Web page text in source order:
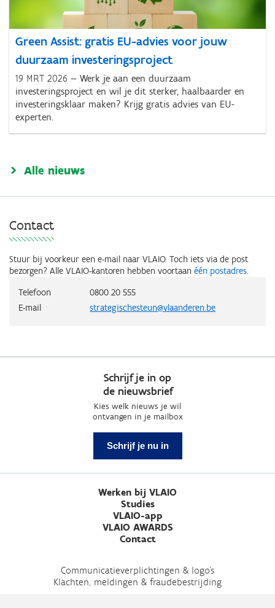
Green Assist: gratis EU-advies voor jouw
duurzaam investeringsproject
19 MRT 2026
Werk je aan een duurzaam
investeringsproject en wil je dit sterker, haalbaarder en
investeringsklaar maken? Krijg gratis advies van EU-
experten.
Alle nieuws
Contact
Stuur bij voorkeur een e-mail naar VLAIO. Toch iets via de post
bezorgen? Alle VLAIO-kantoren hebben voortaan één postadres.
Telefoon
0800 20 555
E-mail
strategischesteun@vlaanderen.be
Schrijf je in op
de nieuwsbrief
Kies welk nieuws je wil
ontvangen in je mailbox
Schrijf je nu in
Werken bij VLAIO
Studies
VLAIO-app
VLAIO AWARDS
Contact
Communicatieverplichtingen & logo's
Klachten, meldingen & fraudebestrijding